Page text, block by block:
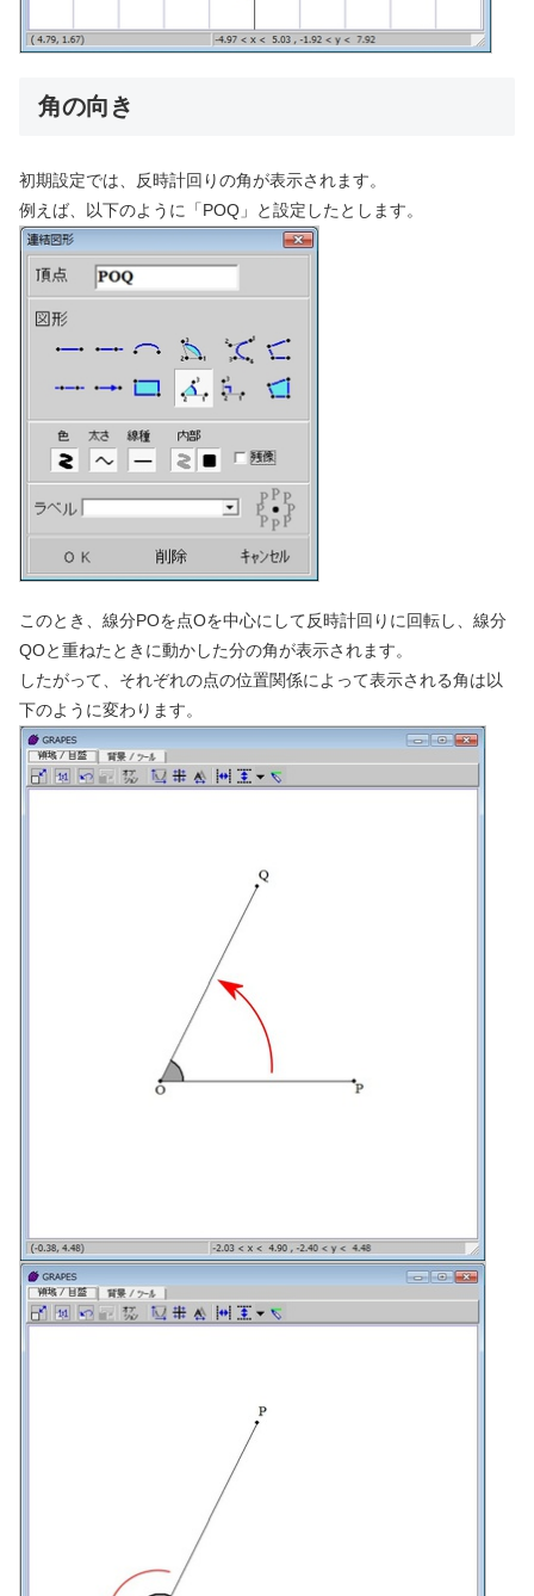
角の向き
初期設定では、反時計回りの角が表示されます。
例えば、以下のように「POQ」と設定したとします。
このとき、線分POを点Oを中心にして反時計回りに回転し、線分
QOと重ねたときに動かした分の角が表示されます。
したがって、それぞれの点の位置関係によって表示される角は以
下のように変わります。